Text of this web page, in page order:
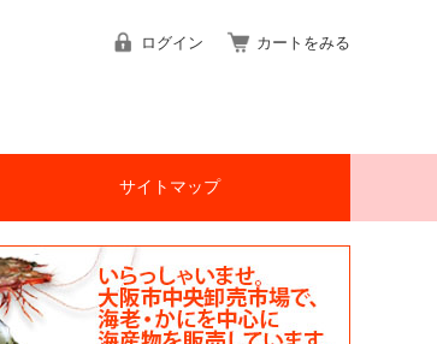
ログイン カートをみる
サイトマップ